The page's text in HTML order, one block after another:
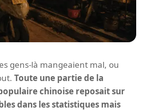
gens-là mangeaient mal, ou
Toute une partie de la
chinoise reposait sur
dans les statistiques mais